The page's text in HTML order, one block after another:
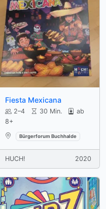
Fiesta Mexicana
2–4 30 Min.
ab
8+
Verfügbar an:
Bürgerforum Buchhalde
HUCH! 2020